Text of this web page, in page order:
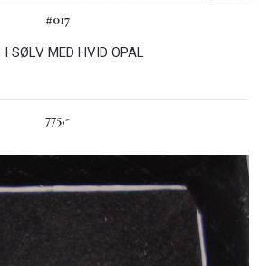
#017
I SØLV MED HVID OPAL
775,-